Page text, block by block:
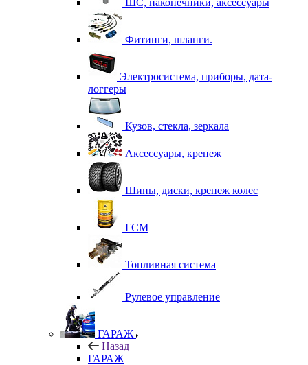
ШС, наконечники, аксессуары
Фитинги, шланги.
Электросистема, приборы, дата-
логгеры
Кузов, стекла, зеркала
Аксессуары, крепеж
Шины, диски, крепеж колес
ГСМ
Топливная система
Рулевое управление
ГАРАЖ
Назад
ГАРАЖ